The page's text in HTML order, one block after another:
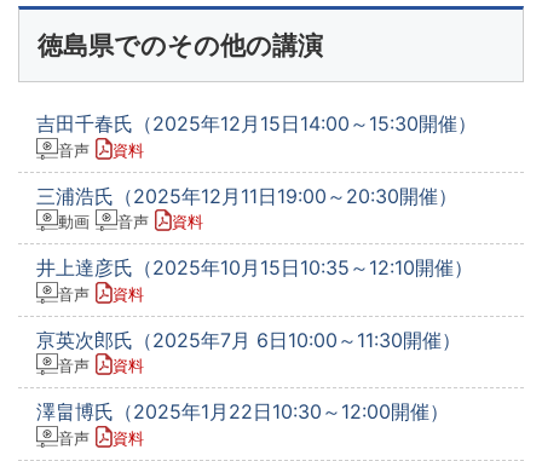
徳島県でのその他の講演
吉田千春氏（2025年12月15日14:00～15:30開催）
音声 資料
三浦浩氏（2025年12月11日19:00～20:30開催）
動画 音声 資料
井上達彦氏（2025年10月15日10:35～12:10開催）
音声 資料
亰英次郎氏（2025年7月 6日10:00～11:30開催）
音声 資料
澤畠博氏（2025年1月22日10:30～12:00開催）
音声 資料